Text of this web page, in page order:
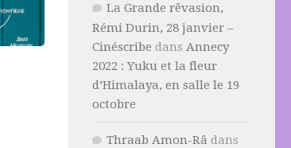
La Grande rêvasion,
Rémi Durin, 28 janvier –
Cinéscribe dans Annecy
2022 : Yuku et la fleur
d’Himalaya, en salle le 19
octobre
Thraab Amon-Râ dans